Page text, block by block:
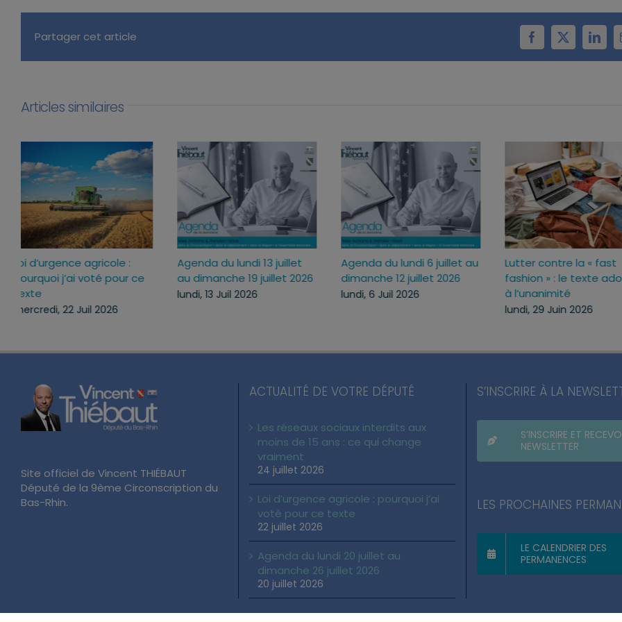
Partager cet article Facebook
X
Articles similaires
Loi d’urgence agricole :
pourquoi j’ai voté pour ce
texte
mercredi, 22 Juil 2026
Agenda du lundi 13 juillet
au dimanche 19 juillet 2026
lundi, 13 Juil 2026
Agenda du lundi 6 juillet au
dimanche 12 juillet 2026
lundi, 6 Juil 2026
Lutter contre la « fast
fashion » : le texte
à l’unanimité
lundi, 29 Juin 2026
Site officiel de Vincent THIÉBAUT
Député de la 9ème Circonscription du
Bas-Rhin.
ACTUALITÉ DE VOTRE DÉPUTÉ
Les réseaux sociaux interdits aux
moins de 15 ans : ce qui change
vraiment
24 juillet 2026
Loi d’urgence agricole : pourquoi j’ai
voté pour ce texte
22 juillet 2026
Agenda du lundi 20 juillet au
dimanche 26 juillet 2026
20 juillet 2026
S’INSCRIRE À LA
S’INSCRIRE ET
NEWSLETTER
LES PROCHAINES
LE CALENDRIER DES
PERMANENCES